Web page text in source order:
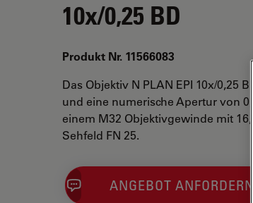
10x/0,25 BD
Produkt Nr. 11566083
Das Objektiv N PLAN EPI 10x/0,25
und eine numerische Apertur von
einem M32 Objektivgewinde mit
Sehfeld FN 25.
ANGEBOT ANFORDERN